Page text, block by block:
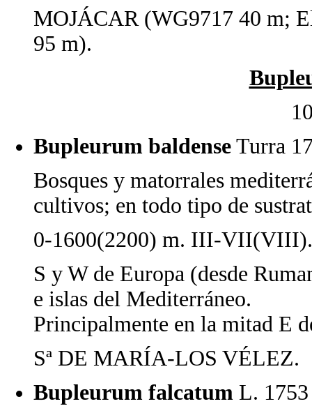
MOJÁCAR (WG9717 40 m;
95 m).
Bupleurum baldense Turra
Bosques y matorrales
cultivos; en todo tipo de
0-1600(2200) m. III-VII(VIII).
S y W de Europa (desde
e islas del Mediterráneo.
Principalmente en la mitad E
Sª DE MARÍA-LOS VÉLEZ.
Bupleurum falcatum L. 1753